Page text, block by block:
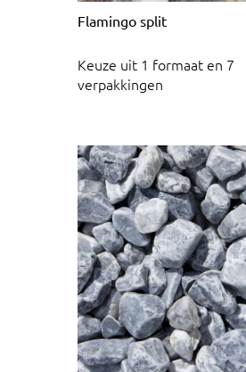
Flamingo split
Keuze uit 1 formaat en 7
verpakkingen